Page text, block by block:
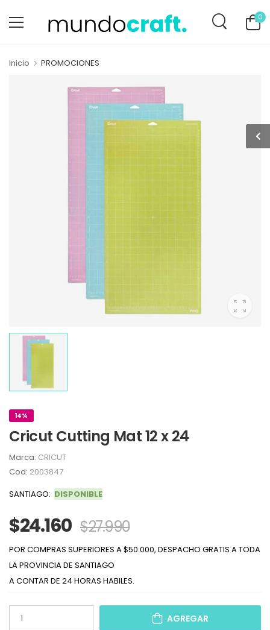
0
Inicio PROMOCIONES
14%
Cricut Cutting Mat 12 x 24
Marca: CRICUT
Cod: 2003847
SANTIAGO: DISPONIBLE
$24.160 $27.990
POR COMPRAS SUPERIORES A $50.000, DESPACHO GRATIS A TODA
LA PROVINCIA DE SANTIAGO
A CONTAR DE 24 HORAS HABILES.
AGREGAR